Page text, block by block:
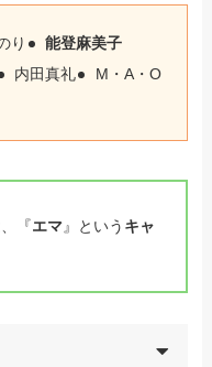
り
能登麻美子
内田真礼
M・A・O
『エマ』という キャ